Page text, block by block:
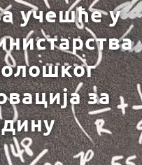
учешће у
за